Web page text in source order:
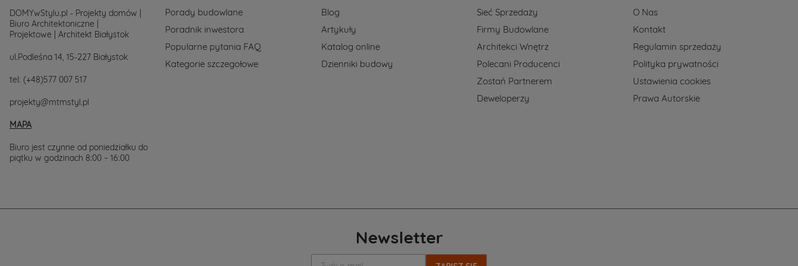
Chętnie
Cię
w
wyborze
projektu
DOMYwStylu.pl - Projekty domów |
Biuro Architektoniczne |
Projektowe | Architekt Białystok
ul.Podleśna 14, 15-227 Białystok
tel: (+48)577 007 517
projekty@mtmstyl.pl
MAPA
Biuro jest czynne od poniedziałku do
piątku w godzinach 8:00 – 16:00
Porady budowlane
Poradnik inwestora
Popularne pytania FAQ
Kategorie szczegołowe
Blog
Artykuły
Katalog online
Dzienniki budowy
Sieć Sprzedaży
Firmy Budowlane
Architekci Wnętrz
Polecani Producenci
Zostań Partnerem
Deweloperzy
O Nas
Kontakt
Regulamin sprzedaży
Polityka prywatności
Ustawienia cookies
Prawa Autorskie
Newsletter